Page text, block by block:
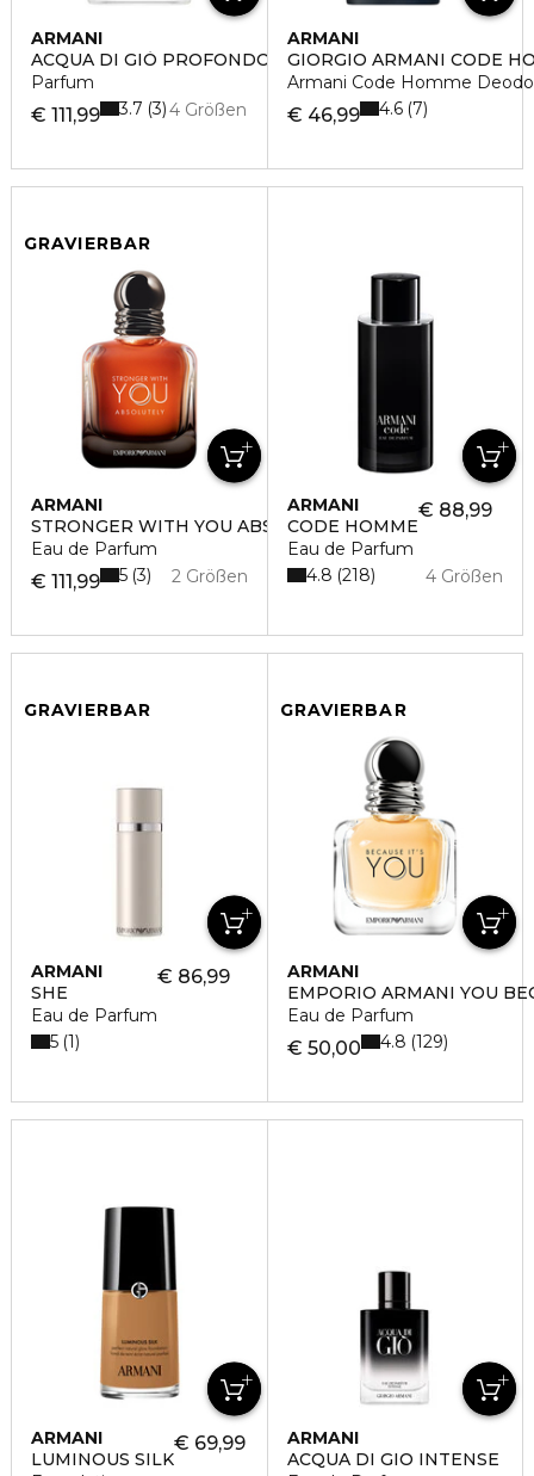
ARMANI
ACQUA DI GIÒ PROFONDO
Parfum
€ 111,99 4 Größen
3.7 3
ARMANI
GIORGIO ARMANI CODE
Armani Code Homme
€ 46,99 4.6 7
GRAVIERBAR
ARMANI
STRONGER WITH YOU ABSOLU
Eau de Parfum
€ 111,99 2 Größen
5 3
ARMANI
CODE HOMME
Eau de Parfum
€ 88,99
4 Größen
4.8 218
GRAVIERBAR
ARMANI
SHE
Eau de Parfum
€ 86,99
5 1
GRAVIERBAR
ARMANI
EMPORIO ARMANI YOU
Eau de Parfum
€ 50,00 4.8 129
ARMANI
LUMINOUS SILK
€ 69,99
ARMANI
ACQUA DI GIO INTENSE